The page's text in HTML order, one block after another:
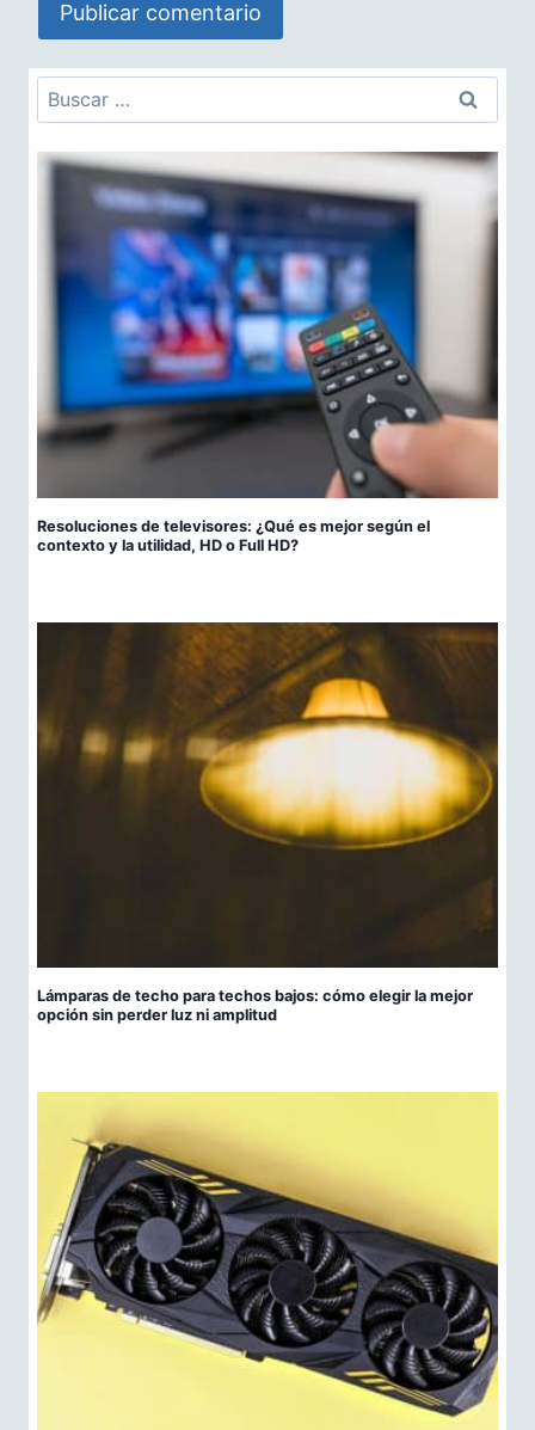
Buscar:
Resoluciones de televisores: ¿Qué es mejor según el
contexto y la utilidad, HD o Full HD?
Lámparas de techo para techos bajos: cómo elegir la mejor
opción sin perder luz ni amplitud